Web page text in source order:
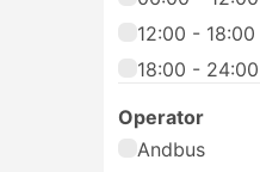
12:00 - 18:00
18:00 - 24:00
Operator
Andbus